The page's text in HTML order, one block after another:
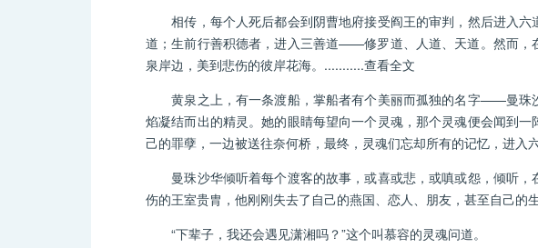
相传，每个人死后都会到阴曹地府接受阎王的审判，然后进入
道；生前行善积德者，进入三善道——修罗道、人道、天道。然而
泉岸边，美到悲伤的彼岸花海。...........查看全文
黄泉之上，有一条渡船，掌船者有个美丽而孤独的名字——曼珠
焰凝结而出的精灵。她的眼睛每望向一个灵魂，那个灵魂便会闻到
己的罪孽，一边被送往奈何桥，最终，灵魂们忘却所有的记忆，进入
曼珠沙华倾听着每个渡客的故事，或喜或悲，或嗔或怨，倾听，
伤的王室贵胄，他刚刚失去了自己的燕国、恋人、朋友，甚至自己的
“下辈子，我还会遇见潇湘吗？”这个叫慕容的灵魂问道。